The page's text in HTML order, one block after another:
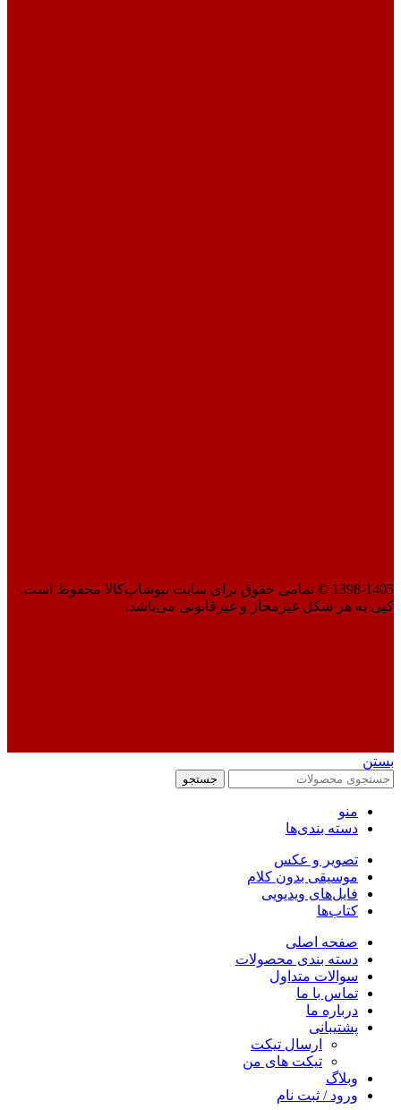
1398-1405 © تمامی حقوق برای سایت نیوشاپ‌کالا محفوظ است.
کپی به هر شکل غیرمجاز و غیرقانونی می‌باشد.
بستن
جستجو
منو
دسته بندی‌ها
تصویر و عکس
موسیقی بدون کلام
فایل‌های ویدیویی
کتاب‌ها
صفحه اصلی
دسته بندی محصولات
سوالات متداول
تماس با ما
درباره ما
پشتیبانی
ارسال تیکت
تیکت های من
وبلاگ
ورود / ثبت نام